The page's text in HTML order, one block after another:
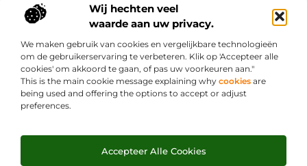
Wij hechten veel
waarde aan uw privacy.
We maken gebruik van cookies en vergelijkbare technologieën
om de gebruikerservaring te verbeteren. Klik op 'Accepteer alle
cookies' om akkoord te gaan, of pas uw voorkeuren aan."
This is the main cookie message explaining why cookies are
being used and offering the options to accept or adjust
preferences.
Accepteer Alle Cookies
Onze informatie
Bericht categorie
Website index Cookiebeleid (EU)